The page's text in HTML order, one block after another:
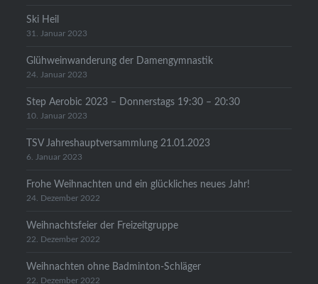
Ski Heil
31. Januar 2023
Glühweinwanderung der Damengymnastik
24. Januar 2023
Step Aerobic 2023 – Donnerstags 19:30 – 20:30
10. Januar 2023
TSV Jahreshauptversammlung 21.01.2023
6. Januar 2023
Frohe Weihnachten und ein glückliches neues Jahr!
24. Dezember 2022
Weihnachtsfeier der Freizeitgruppe
22. Dezember 2022
Weihnachten ohne Badminton-Schläger
22. Dezember 2022